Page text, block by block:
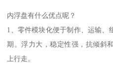
内浮盘有什么优点呢？
1、零件模块化便于制作、运输、
期。浮力大，稳定性强，抗倾斜
上行走。